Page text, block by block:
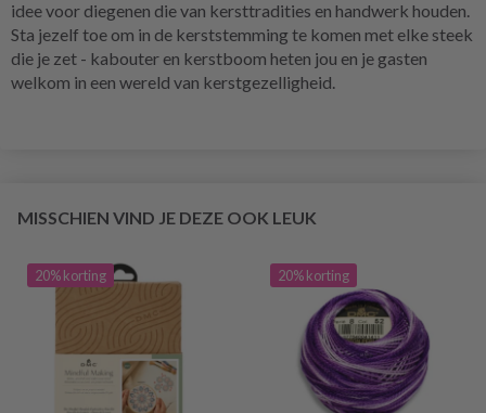
idee voor diegenen die van kersttradities en handwerk houden.
Sta jezelf toe om in de kerststemming te komen met elke steek
die je zet - kabouter en kerstboom heten jou en je gasten
welkom in een wereld van kerstgezelligheid.
MISSCHIEN VIND JE DEZE OOK LEUK
20% korting 20% korting